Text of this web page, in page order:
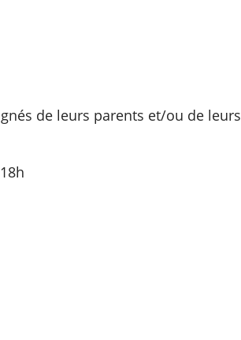
de leurs parents et/ou de leurs